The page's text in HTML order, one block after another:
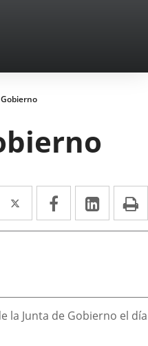
Twitter
Enlace
a
externa.
Facebook
Enlace
a
externa.
Enlace
a
la Junta de Gobierno el día